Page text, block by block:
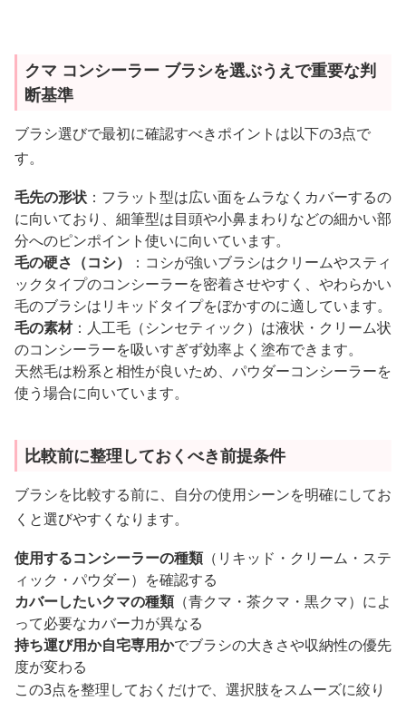
クマ コンシーラー ブラシを選ぶうえで重要な判
断基準
ブラシ選びで最初に確認すべきポイントは以下の3点で
す。
毛先の形状 ：フラット型は広い面をムラなくカバーするの
に向いており、細筆型は目頭や小鼻まわりなどの細かい部
分へのピンポイント使いに向いています。
毛の硬さ（コシ）
：コシが強いブラシはクリームやスティ
ックタイプのコンシーラーを密着させやすく、やわらかい
毛のブラシはリキッドタイプをぼかすのに適しています。
毛の素材：人工毛（シンセティック）は液状・クリーム状
のコンシーラーを吸いすぎず効率よく塗布できます。
天然毛は粉系と相性が良いため、パウダーコンシーラーを
使う場合に向いています。
比較前に整理しておくべき前提条件
ブラシを比較する前に、自分の使用シーンを明確にしてお
くと選びやすくなります。
使用するコンシーラーの種類（リキッド・クリーム・ステ
ィック・パウダー）を確認する
カバーしたいクマの種類（青クマ・茶クマ・黒クマ）によ
って必要なカバー力が異なる
持ち運び用か自宅専用かでブラシの大きさや収納性の優先
度が変わる
この3点を整理しておくだけで、選択肢をスムーズに絞り